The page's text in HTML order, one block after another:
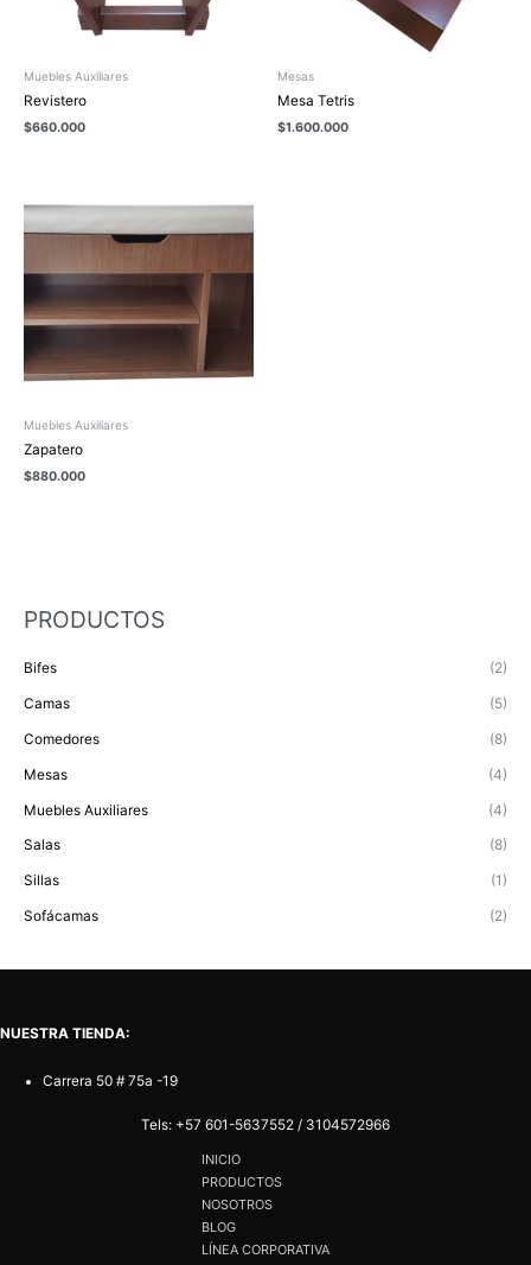
PRODUCTOS
Bifes (2)
Camas (5)
Comedores (8)
Mesas (4)
Muebles Auxiliares (4)
Salas (8)
Sillas (1)
Sofácamas (2)
Muebles Auxiliares
Revistero
$660.000
Mesas
Mesa Tetris
$1.600.000
Muebles Auxiliares
Zapatero
$880.000
NUESTRA TIENDA:
Carrera 50 # 75a -19
Tels: +57 601-5637552 / 3104572966
INICIO
PRODUCTOS
NOSOTROS
BLOG
LÍNEA CORPORATIVA